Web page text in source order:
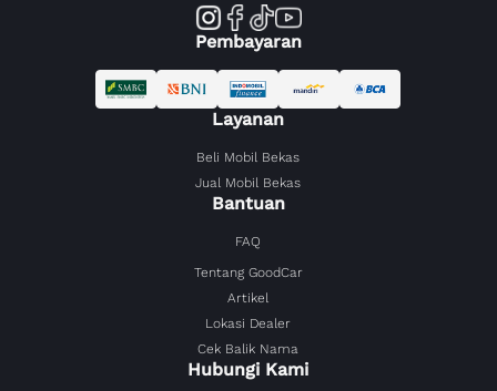
Pembayaran
Layanan
Beli Mobil Bekas
Jual Mobil Bekas
Bantuan
FAQ
Tentang GoodCar
Artikel
Lokasi Dealer
Cek Balik Nama
Hubungi Kami